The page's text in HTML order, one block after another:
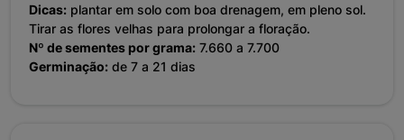
Dicas: plantar em solo com boa drenagem, em pleno sol.
Tirar as flores velhas para prolongar a floração.
Nº de sementes por grama: 7.660 a 7.700
Germinação: de 7 a 21 dias